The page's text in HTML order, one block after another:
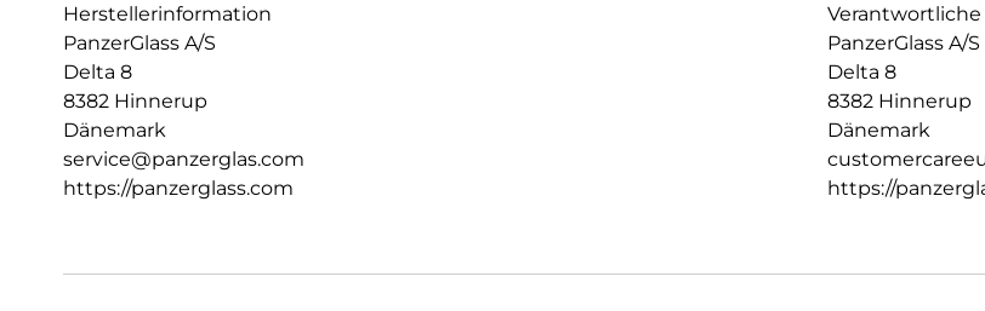
Herstellerinformation
PanzerGlass A/S
Delta 8
8382 Hinnerup
Dänemark
service@panzerglas.com
https://panzerglass.com
Verantwortliche
PanzerGlass A/S
Delta 8
8382 Hinnerup
Dänemark
https://